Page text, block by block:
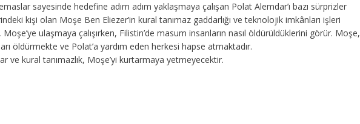
sayesinde hedefine adım adım yaklaşmaya çalışan Polat Alemdar’ı bazı sürprizler
kişi olan Moşe Ben Eliezer’in kural tanımaz gaddarlığı ve teknolojik imkânları işleri
ulaşmaya çalışırken, Filistin’de masum insanların nasıl öldürüldüklerini görür. Moşe,
öldürmekte ve Polat’a yardım eden herkesi hapse atmaktadır.
ve kural tanımazlık, Moşe’yi kurtarmaya yetmeyecektir.